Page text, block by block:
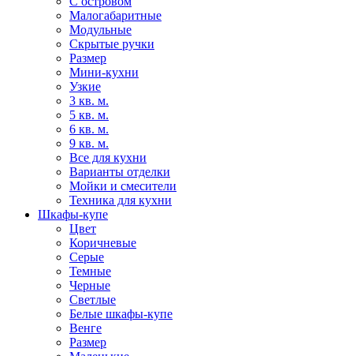
Малогабаритные
Модульные
Скрытые ручки
Размер
Мини-кухни
Узкие
3 кв. м.
5 кв. м.
6 кв. м.
9 кв. м.
Все для кухни
Варианты отделки
Мойки и смесители
Техника для кухни
Шкафы-купе
Цвет
Коричневые
Серые
Темные
Черные
Светлые
Белые шкафы-купе
Венге
Размер